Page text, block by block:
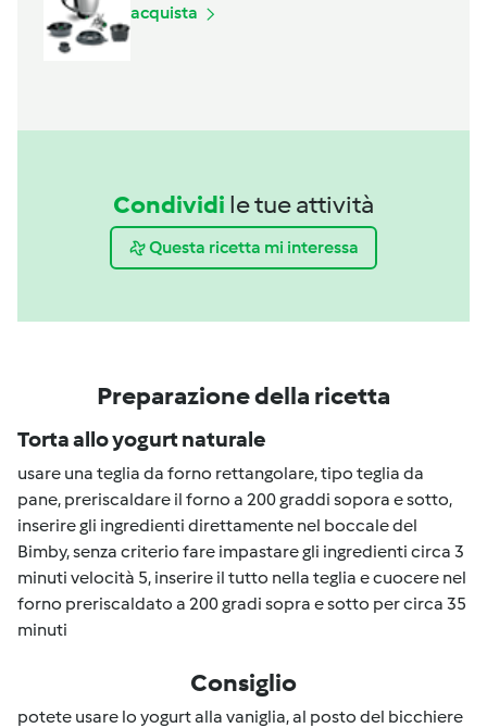
acquista
Condividi le tue attività
Questa ricetta mi interessa
Preparazione della ricetta
Torta allo yogurt naturale
usare una teglia da forno rettangolare, tipo teglia da
pane, preriscaldare il forno a 200 graddi sopora e sotto,
inserire gli ingredienti direttamente nel boccale del
Bimby, senza criterio fare impastare gli ingredienti circa 3
minuti velocità 5, inserire il tutto nella teglia e cuocere nel
forno preriscaldato a 200 gradi sopra e sotto per circa 35
minuti
Consiglio
potete usare lo yogurt alla vaniglia, al posto del bicchiere